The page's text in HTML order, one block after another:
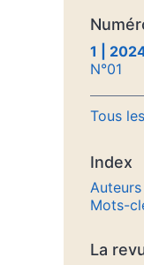
1 |
N°01
Tous
Index
Auteurs
Mots-
La